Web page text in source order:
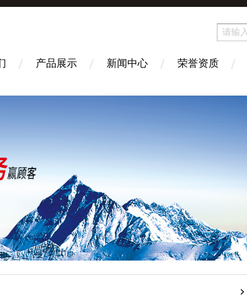
产品展示 新闻中心 荣誉资质